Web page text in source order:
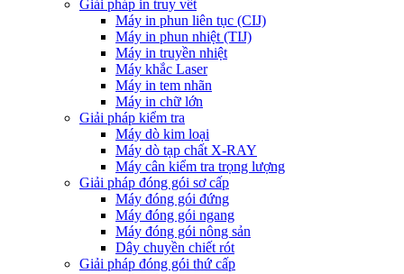
Giải pháp in truy vết
Máy in phun liên tục (CIJ)
Máy in phun nhiệt (TIJ)
Máy in truyền nhiệt
Máy khắc Laser
Máy in tem nhãn
Máy in chữ lớn
Giải pháp kiểm tra
Máy dò kim loại
Máy dò tạp chất X-RAY
Máy cân kiểm tra trọng lượng
Giải pháp đóng gói sơ cấp
Máy đóng gói đứng
Máy đóng gói ngang
Máy đóng gói nông sản
Dây chuyền chiết rót
Giải pháp đóng gói thứ cấp